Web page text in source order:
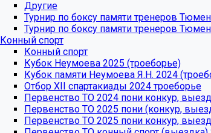
Другие
Турнир по боксу памяти тренеров
Турнир по боксу памяти тренеров
Конный спорт
Конный спорт
Кубок Неумоева 2025 (троеборье)
Кубок памяти Неумоева Я.Н. 2024
Отбор XII спартакиады 2024 троеборье
Первенство ТО 2024 пони конкур,
Первенство ТО 2025 пони (конкур,
Первенство ТО 2025 пони конкур,